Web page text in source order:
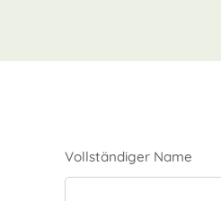
Vollständiger Name